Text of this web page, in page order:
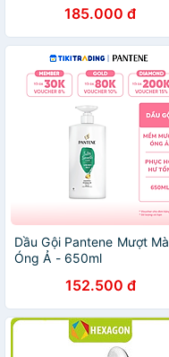
185.000 đ
Dầu Gội Pantene Mượt Mà
Óng Ả - 650ml
152.500 đ